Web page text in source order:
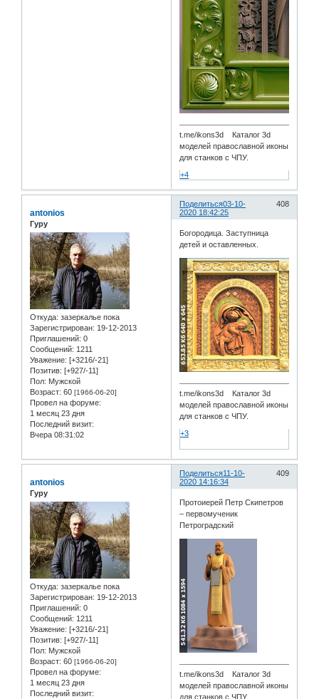
t.me/ikons3d Каталог 3d
моделей православной иконы
для станков с ЧПУ.
+4
Поделиться 408
03-10-
2020 18:42:25
antonios
Гуру
Откуда: зазеркалье пока
Зарегистрирован: 19-12-2013
Приглашений: 0
Сообщений: 1211
Уважение: [+3216/-21]
Позитив: [+927/-11]
Пол: Мужской
Возраст: 60 [1966-06-20]
Провел на форуме:
1 месяц 23 дня
Последний визит:
Вчера 08:31:02
Богородица. Заступница
детей и оставленных.
t.me/ikons3d Каталог 3d
моделей православной иконы
для станков с ЧПУ.
+3
Поделиться 409
11-10-
2020 14:16:34
antonios
Гуру
Откуда: зазеркалье пока
Зарегистрирован: 19-12-2013
Приглашений: 0
Сообщений: 1211
Уважение: [+3216/-21]
Позитив: [+927/-11]
Пол: Мужской
Возраст: 60 [1966-06-20]
Провел на форуме:
1 месяц 23 дня
Последний визит:
Протоиерей Петр Скипетров
– первомученик
Петроградский
t.me/ikons3d Каталог 3d
моделей православной иконы
для станков с ЧПУ.